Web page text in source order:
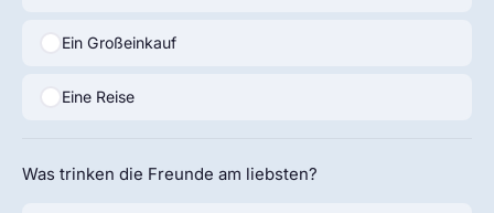
Ein Großeinkauf
Eine Reise
Was trinken die Freunde am liebsten?